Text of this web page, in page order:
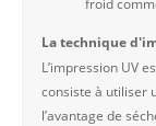
La technique
L’impression UV
consiste à utiliser
l’avantage de